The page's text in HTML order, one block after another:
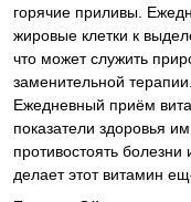
горячие приливы.
жировые клетки к
что может служить
заменительной терапии.
Ежедневный приём
показатели здоровья
противостоять
делает этот витамин